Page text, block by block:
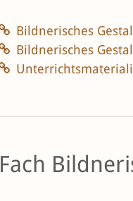
Bildnerisches
Bildnerisches
Fach